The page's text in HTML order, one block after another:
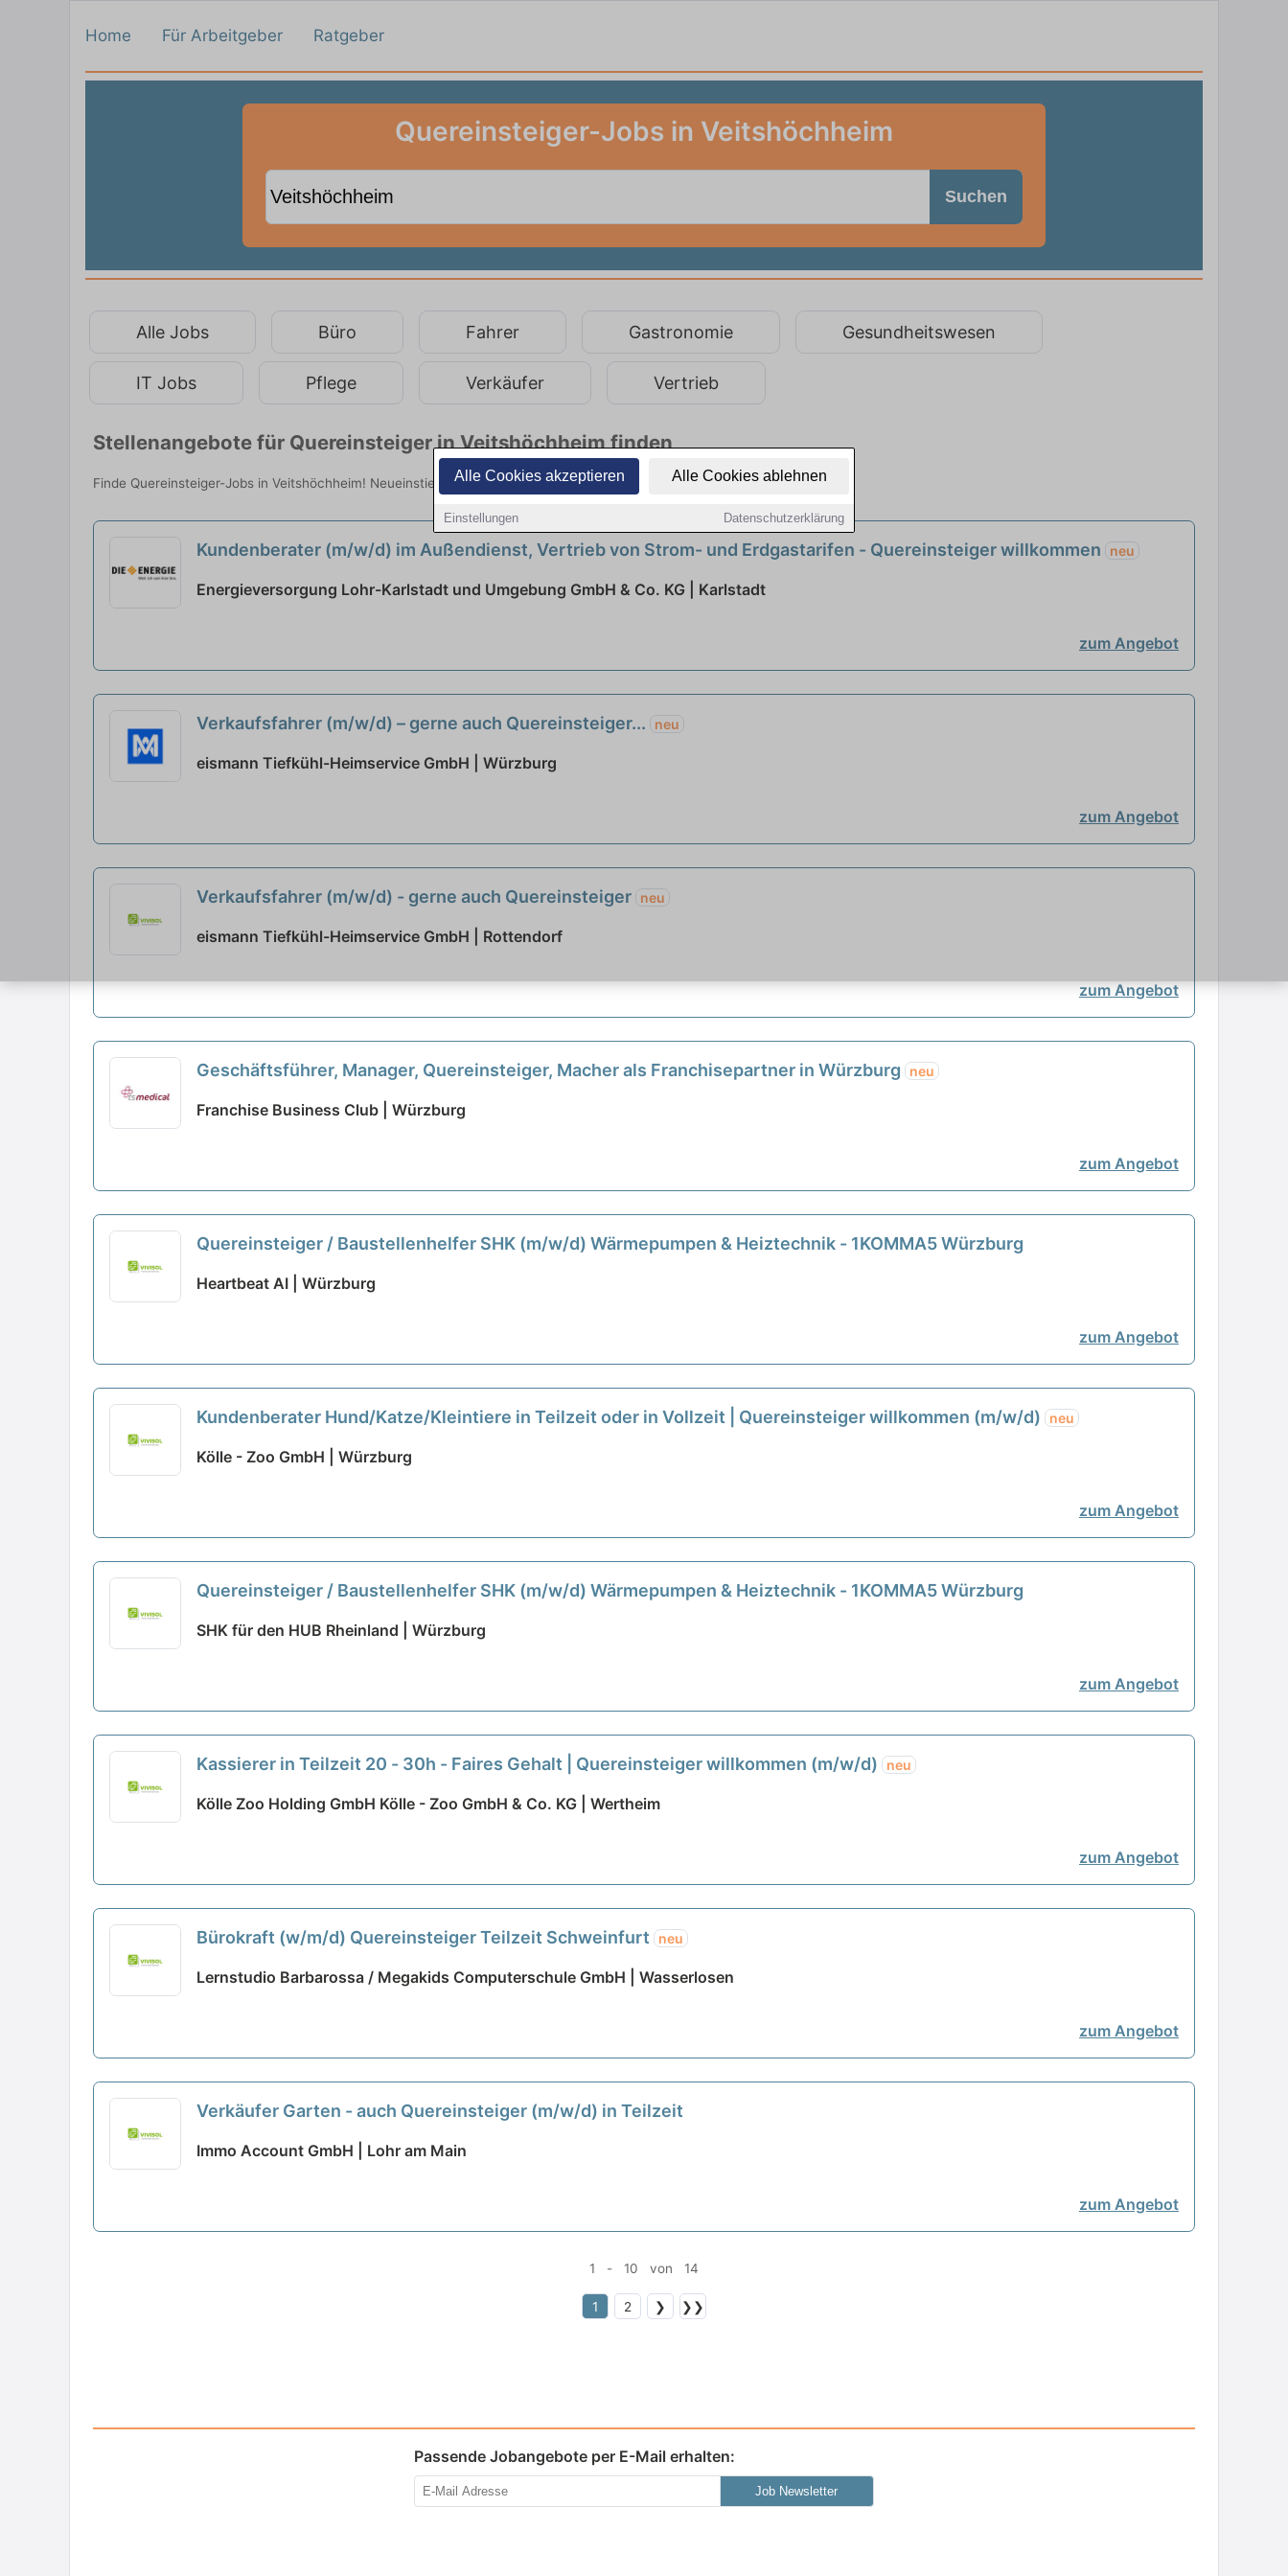
Alle Cookies akzeptieren Alle Cookies ablehnen
Einstellungen Datenschutzerklärung
Home Für Arbeitgeber Ratgeber
Quereinsteiger-Jobs in Veitshöchheim
Suchen
Alle Jobs Büro Fahrer Gastronomie Gesundheitswesen
IT Jobs Pflege Verkäufer Vertrieb
Stellenangebote für Quereinsteiger in Veitshöchheim finden
Finde Quereinsteiger-Jobs in Veitshöchheim! Neueinstieg in viele Branchen. Jetzt bewerben!
Kundenberater (m/w/d) im Außendienst, Vertrieb von Strom- und Erdgastarifen - Quereinsteiger willkommen neu
Energieversorgung Lohr-Karlstadt und Umgebung GmbH & Co. KG | Karlstadt
zum Angebot
Verkaufsfahrer (m/w/d) – gerne auch Quereinsteiger... neu
eismann Tiefkühl-Heimservice GmbH | Würzburg
zum Angebot
Verkaufsfahrer (m/w/d) - gerne auch Quereinsteiger neu
eismann Tiefkühl-Heimservice GmbH | Rottendorf
zum Angebot
Geschäftsführer, Manager, Quereinsteiger, Macher als Franchisepartner in Würzburg neu
Franchise Business Club | Würzburg
zum Angebot
Quereinsteiger / Baustellenhelfer SHK (m/w/d) Wärmepumpen & Heiztechnik - 1KOMMA5 Würzburg
Heartbeat AI | Würzburg
zum Angebot
Kundenberater Hund/Katze/Kleintiere in Teilzeit oder in Vollzeit | Quereinsteiger willkommen (m/w/d) neu
Kölle - Zoo GmbH | Würzburg
zum Angebot
Quereinsteiger / Baustellenhelfer SHK (m/w/d) Wärmepumpen & Heiztechnik - 1KOMMA5 Würzburg
SHK für den HUB Rheinland | Würzburg
zum Angebot
Kassierer in Teilzeit 20 - 30h - Faires Gehalt | Quereinsteiger willkommen (m/w/d) neu
Kölle Zoo Holding GmbH Kölle - Zoo GmbH & Co. KG | Wertheim
zum Angebot
Bürokraft (w/m/d) Quereinsteiger Teilzeit Schweinfurt neu
Lernstudio Barbarossa / Megakids Computerschule GmbH | Wasserlosen
zum Angebot
Verkäufer Garten - auch Quereinsteiger (m/w/d) in Teilzeit
Immo Account GmbH | Lohr am Main
zum Angebot
1 - 10 von 14
1 2 ❯ ❯❯
Passende Jobangebote per E-Mail erhalten:
Job Newsletter